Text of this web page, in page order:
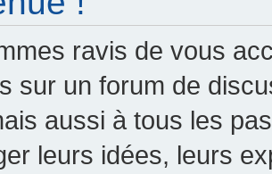
ravis de vous
sur un forum de
aussi à tous les
leurs idées, leurs